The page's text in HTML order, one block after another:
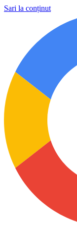
Sari la conținut